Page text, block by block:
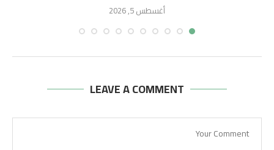
أغسطس 5, 2026
LEAVE A COMMENT